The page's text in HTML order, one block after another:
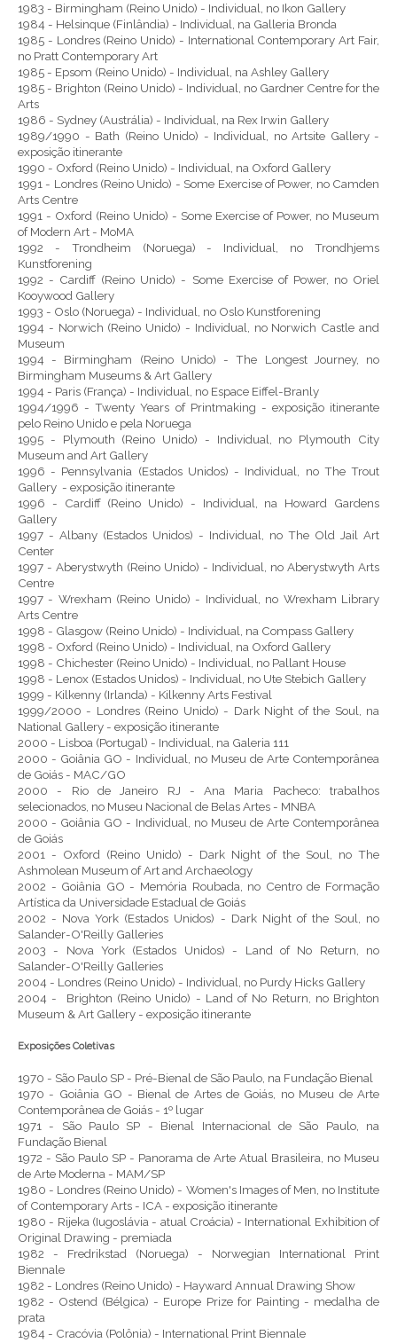
1983 - Birmingham (Reino Unido) - Individual, no Ikon Gallery
1984 - Helsinque (Finlândia) - Individual, na Galleria Bronda
1985 - Londres (Reino Unido) - International Contemporary Art Fair,
no Pratt Contemporary Art
1985 - Epsom (Reino Unido) - Individual, na Ashley Gallery
1985 - Brighton (Reino Unido) - Individual, no Gardner Centre for the
Arts
1986 - Sydney (Austrália) - Individual, na Rex Irwin Gallery
1989/1990 - Bath (Reino Unido) - Individual, no Artsite Gallery -
exposição itinerante
1990 - Oxford (Reino Unido) - Individual, na Oxford Gallery
1991 - Londres (Reino Unido) - Some Exercise of Power, no Camden
Arts Centre
1991 - Oxford (Reino Unido) - Some Exercise of Power, no Museum
of Modern Art - MoMA
1992 - Trondheim (Noruega) - Individual, no Trondhjems
Kunstforening
1992 - Cardiff (Reino Unido) - Some Exercise of Power, no Oriel
Kooywood Gallery
1993 - Oslo (Noruega) - Individual, no Oslo Kunstforening
1994 - Norwich (Reino Unido) - Individual, no Norwich Castle and
Museum
1994 - Birmingham (Reino Unido) - The Longest Journey, no
Birmingham Museums & Art Gallery
1994 - Paris (França) - Individual, no Espace Eiffel-Branly
1994/1996 - Twenty Years of Printmaking - exposição itinerante
pelo Reino Unido e pela Noruega
1995 - Plymouth (Reino Unido) - Individual, no Plymouth City
Museum and Art Gallery
1996 - Pennsylvania (Estados Unidos) - Individual, no The Trout
Gallery - exposição itinerante
1996 - Cardiff (Reino Unido) - Individual, na Howard Gardens
Gallery
1997 - Albany (Estados Unidos) - Individual, no The Old Jail Art
Center
1997 - Aberystwyth (Reino Unido) - Individual, no Aberystwyth Arts
Centre
1997 - Wrexham (Reino Unido) - Individual, no Wrexham Library
Arts Centre
1998 - Glasgow (Reino Unido) - Individual, na Compass Gallery
1998 - Oxford (Reino Unido) - Individual, na Oxford Gallery
1998 - Chichester (Reino Unido) - Individual, no Pallant House
1998 - Lenox (Estados Unidos) - Individual, no Ute Stebich Gallery
1999 - Kilkenny (Irlanda) - Kilkenny Arts Festival
1999/2000 - Londres (Reino Unido) - Dark Night of the Soul, na
National Gallery - exposição itinerante
2000 - Lisboa (Portugal) - Individual, na Galeria 111
2000 - Goiânia GO - Individual, no Museu de Arte Contemporânea
de Goiás - MAC/GO
2000 - Rio de Janeiro RJ - Ana Maria Pacheco: trabalhos
selecionados, no Museu Nacional de Belas Artes - MNBA
2000 - Goiânia GO - Individual, no Museu de Arte Contemporânea
de Goiás
2001 - Oxford (Reino Unido) - Dark Night of the Soul, no The
Ashmolean Museum of Art and Archaeology
2002 - Goiânia GO - Memória Roubada, no Centro de Formação
Artística da Universidade Estadual de Goiás
2002 - Nova York (Estados Unidos) - Dark Night of the Soul, no
Salander-O'Reilly Galleries
2003 - Nova York (Estados Unidos) - Land of No Return, no
Salander-O'Reilly Galleries
2004 - Londres (Reino Unido) - Individual, no Purdy Hicks Gallery
2004 - Brighton (Reino Unido) - Land of No Return, no Brighton
Museum & Art Gallery - exposição itinerante
Exposições Coletivas
1970 - São Paulo SP - Pré-Bienal de São Paulo, na Fundação Bienal
1970 - Goiânia GO - Bienal de Artes de Goiás, no Museu de Arte
Contemporânea de Goiás - 1º lugar
1971 - São Paulo SP - Bienal Internacional de São Paulo, na
Fundação Bienal
1972 - São Paulo SP - Panorama de Arte Atual Brasileira, no Museu
de Arte Moderna - MAM/SP
1980 - Londres (Reino Unido) - Women's Images of Men, no Institute
of Contemporary Arts - ICA - exposição itinerante
1980 - Rijeka (Iugoslávia - atual Croácia) - International Exhibition of
Original Drawing - premiada
1982 - Fredrikstad (Noruega) - Norwegian International Print
Biennale
1982 - Londres (Reino Unido) - Hayward Annual Drawing Show
1982 - Ostend (Bélgica) - Europe Prize for Painting - medalha de
prata
1984 - Cracóvia (Polônia) - International Print Biennale